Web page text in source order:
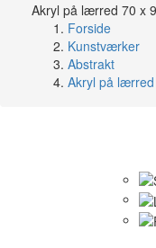
Akryl på lærred 70 x
Forside
Kunstværker
Abstrakt
Akryl på